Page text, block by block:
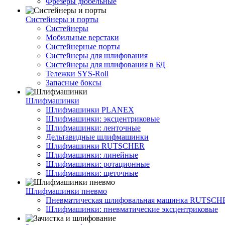
Систейнеры и порты
Систейнеры
Мобильные верстаки
Систейнерные порты
Систейнеры для шлифования
Систейнеры для шлифования в БД
Тележки SYS-Roll
Запасные боксы
Шлифмашинки
Шлифмашинки PLANEX
Шлифмашинки: эксцентриковые
Шлифмашинки: ленточные
Дельтавидные шлифмашинки
Шлифмашинки RUTSCHER
Шлифмашинки: линейные
Шлифмашинки: ротационные
Шлифмашинки: щеточные
Шлифмашинки пневмо
Пневматическая шлифовальная машинка
Шлифмашинки: пневматические эксцентриковые